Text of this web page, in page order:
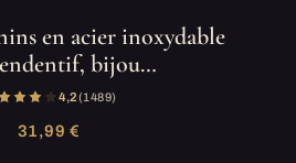
en acier inoxydable
bijou…
4,2(1 489)
31,99 €